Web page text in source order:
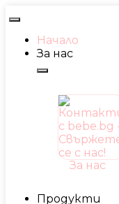
Начало
За нас
За нас
Продукти